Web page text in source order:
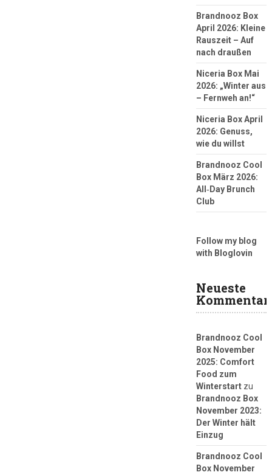
Brandnooz Box
April 2026: Kleine
Rauszeit – Auf
nach draußen
Niceria Box Mai
2026: „Winter aus
– Fernweh an!“
Niceria Box April
2026: Genuss,
wie du willst
Brandnooz Cool
Box März 2026:
All‑Day Brunch
Club
Follow my blog
with Bloglovin
Neueste
Brandnooz Cool
Box November
2025: Comfort
Food zum
Winterstartzu
Brandnooz Box
November 2023:
Der Winter hält
Einzug
Brandnooz Cool
Box November